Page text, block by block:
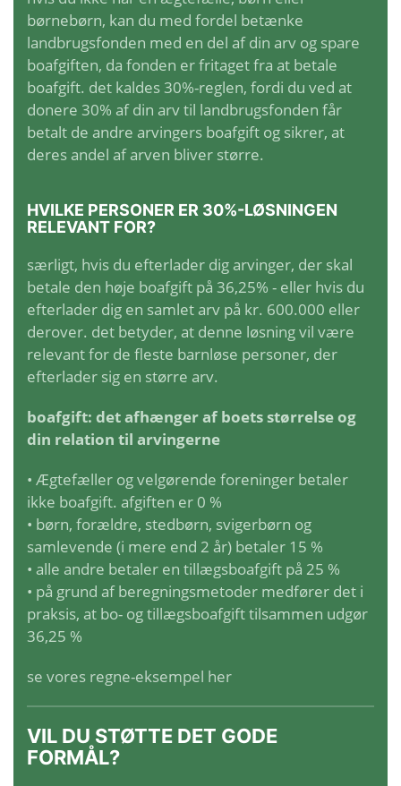
børnebørn, kan du med fordel betænke
landbrugsfonden med en del af din arv og spare
boafgiften, da fonden er fritaget fra at betale
boafgift. det kaldes 30%-reglen, fordi du ved at
donere 30% af din arv til landbrugsfonden får
betalt de andre arvingers boafgift og sikrer, at
deres andel af arven bliver større.
HVILKE PERSONER ER 30%-LØSNINGEN
RELEVANT FOR?
særligt, hvis du efterlader dig arvinger, der skal
betale den høje boafgift på 36,25% - eller hvis du
efterlader dig en samlet arv på kr. 600.000 eller
derover. det betyder, at denne løsning vil være
relevant for de fleste barnløse personer, der
efterlader sig en større arv.
boafgift: det afhænger af boets størrelse og
din relation til arvingerne
• Ægtefæller og velgørende foreninger betaler
ikke boafgift. afgiften er 0 %
• børn, forældre, stedbørn, svigerbørn og
samlevende (i mere end 2 år) betaler 15 %
• alle andre betaler en tillægsboafgift på 25 %
• på grund af beregningsmetoder medfører det i
praksis, at bo- og tillægsboafgift tilsammen udgør
36,25 %
se vores regne-eksempel her
VIL DU STØTTE DET GODE
FORMÅL?